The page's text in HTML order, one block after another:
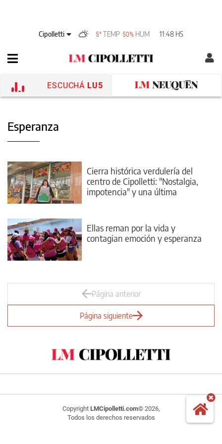
Cipolletti 5° TEMP 50% HUM 11:48 HS
ESCUCHÁ LU5
Esperanza
Cierra histórica verdulería del
centro de Cipolletti: "Nostalgia,
impotencia" y una última
Ellas reman por la vida y
contagian emoción y esperanza
Página anterior
Página siguiente
Copyright LMCipolletti.com© 2026,
Todos los derechos reservados